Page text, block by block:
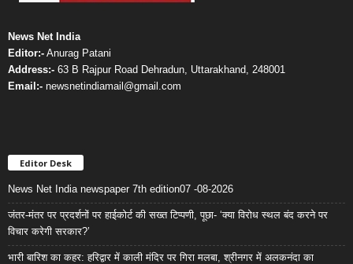
News Net India
Editor:- Anurag Patani
Address:- 63 B Rajpur Road Dehradun, Uttarakhand, 248001
Email:- newsnetindiamail@gmail.com
Editor Desk
News Net India newspaper 7th edition07 -08-2026
जंतर-मंतर पर प्रदर्शनों पर हाईकोर्ट की सख्त टिप्पणी, पूछा- ‘क्या विरोध स्थल बंद करने पर
विचार करेगी सरकार?’
भारी बारिश का कहर: हरिद्वार में काली मंदिर पर गिरा मलबा, श्रीनगर में अलकनंदा का